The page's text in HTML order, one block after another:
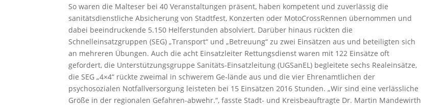
So waren die Malteser bei 40 Veranstaltungen präsent, haben kompetent und zuverlässig die
sanitätsdienstliche Absicherung von Stadtfest, Konzerten oder MotoCrossRennen übernommen und
dabei beeindruckende 5.150 Helferstunden absolviert. Darüber hinaus rückten die
Schnelleinsatzgruppen (SEG) „Transport“ und „Betreuung“ zu zwei Einsätzen aus und beteiligten sich
an mehreren Übungen. Auch die acht Einsatzleiter Rettungsdienst waren mit 122 Einsätze oft
gefordert, die Unterstützungsgruppe Sanitäts-Einsatzleitung (UGSanEL) begleitete sechs Realeinsätze,
die SEG „4×4“ rückte zweimal in schwerem Ge-lände aus und die vier Ehrenamtlichen der
psychosozialen Notfallversorgung leisteten bei 15 Einsätzen 2016 Stunden. „Wir sind eine verlässliche
Größe in der regionalen Gefahren-abwehr.“, fasste Stadt- und Kreisbeauftragte Dr. Martin Mandewirth